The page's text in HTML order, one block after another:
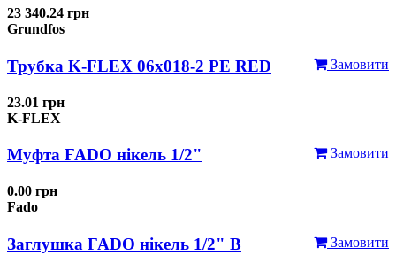
23 340.24 грн
Grundfos
Замовити
Трубка K-FLEX 06x018-2 РЕ RED
23.01 грн
K-FLEX
Замовити
Муфта FADO нікель 1/2"
0.00 грн
Fado
Замовити
Заглушка FADO нікель 1/2" В